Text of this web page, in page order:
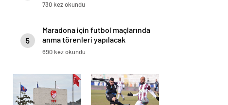
730 kez okundu
5
Maradona için futbol maçlarında
anma törenleri yapılacak
690 kez okundu